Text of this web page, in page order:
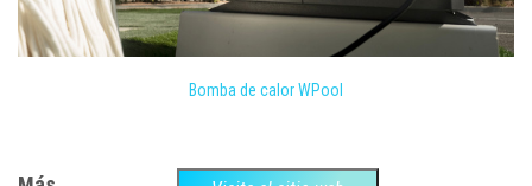
Bomba de calor WPool